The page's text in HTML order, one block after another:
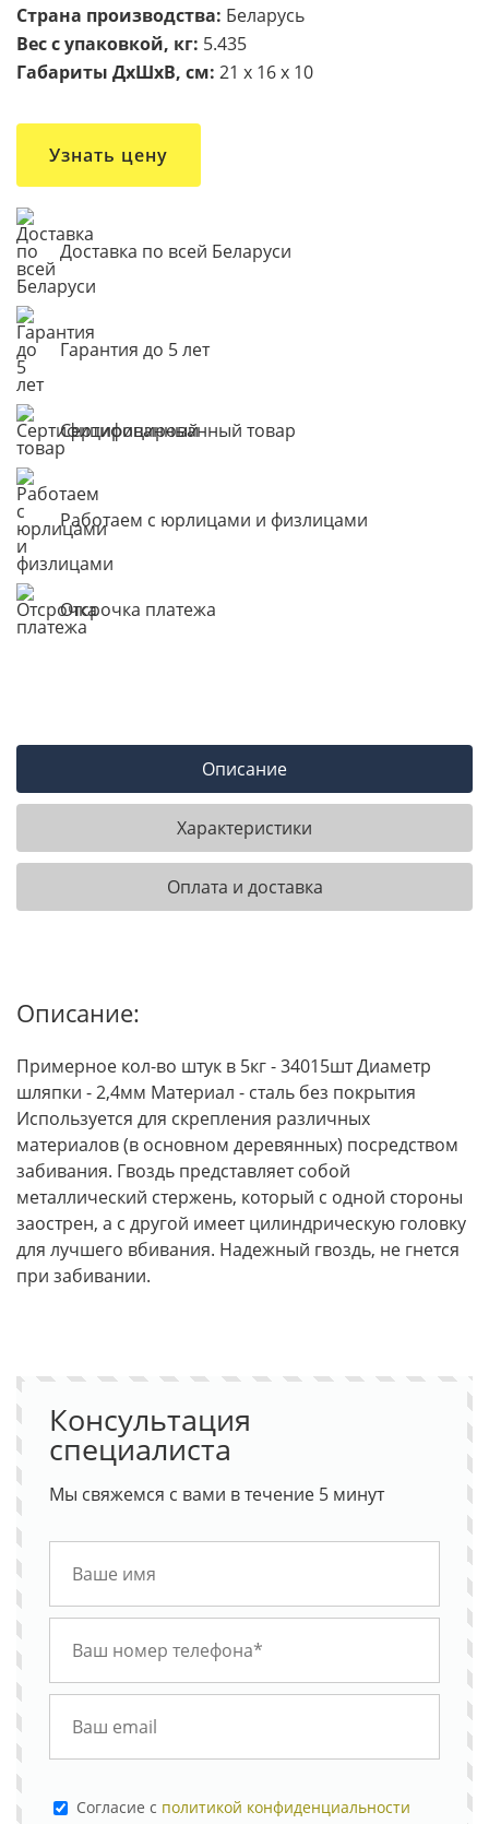
Страна производства: Беларусь
Вес с упаковкой, кг: 5.435
Габариты ДxШxВ, см: 21 x 16 x 10
Узнать цену
Доставка по всей Беларуси
Гарантия до 5 лет
Сертифицированный товар
Работаем с юрлицами и физлицами
Отсрочка платежа
Описание
Характеристики
Оплата и доставка
Описание:
Примерное кол-во штук в 5кг - 34015шт Диаметр
шляпки - 2,4мм Материал - сталь без покрытия
Используется для скрепления различных
материалов (в основном деревянных) посредством
забивания. Гвоздь представляет собой
металлический стержень, который с одной стороны
заострен, а с другой имеет цилиндрическую головку
для лучшего вбивания. Надежный гвоздь, не гнется
при забивании.
Консультация
специалиста
Мы свяжемся с вами в течение 5 минут
Cогласие с политикой конфиденциальности